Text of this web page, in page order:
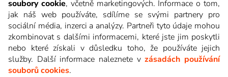
soubory cookie, včetně marketingových. Informace o tom,
jak náš web používáte, sdílíme se svými partnery pro
sociální média, inzerci a analýzy. Partneři tyto údaje mohou
zkombinovat s dalšími informacemi, které jste jim poskytli
nebo které získali v důsledku toho, že používáte jejich
služby. Další informace naleznete vzásadách používání
souborů cookies.